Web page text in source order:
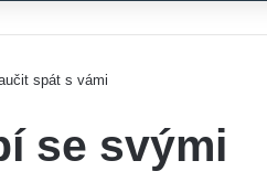
spát s vámi
se svými